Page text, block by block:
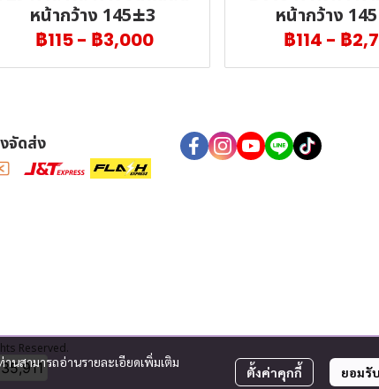
หน้ากว้าง 145±3
฿115- ฿3,000
หน้ากว้าง
฿114 - ฿
นสามารถอ่านรายละเอียดเพิ่มเติม
ตั้งค่าคุกกี้ ยอมรั
จัดส่ง
Reserved.